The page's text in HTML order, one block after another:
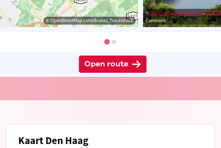
© OpenStreetMap contributors, Tracestrack
©Marianne Cornelissen-Kuyt,CC BY-
Commons
Open route
Kaart Den Haag